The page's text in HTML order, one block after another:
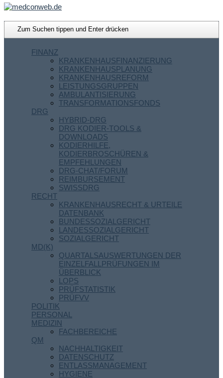
FINANZ
KRANKENHAUSFINANZIERUNG
KRANKENHAUSPLANUNG
KRANKENHAUSREFORM
LEISTUNGSGRUPPEN
AMBULANTISIERUNG
TRANSFORMATIONSFONDS
DRG
HYBRID-DRG
DRG KODIER-TOOLS &
DOWNLOADS
KODIERHILFE,
KODIERBROSCHÜREN &
EMPFEHLUNGEN
DRG-CHAT/FORUM
REIMBURSEMENT
SWISSDRG
RECHT
KRANKENHAUSRECHT & URTEILE
DATENBANK
BUNDESSOZIALGERICHT
LANDESSOZIALGERICHT
SOZIALGERICHT
MD(K)
QUARTALSAUSWERTUNGEN DER
EINZELFALLPRÜFUNGEN IM
ÜBERBLICK
LOPS
PRÜFSTATISTIK
PRÜFVV
POLITIK
PERSONAL
MEDIZIN
FACHBEREICHE
QM
NACHHALTIGKEIT
DATENSCHUTZ
ENTLASSMANAGEMENT
HYGIENE